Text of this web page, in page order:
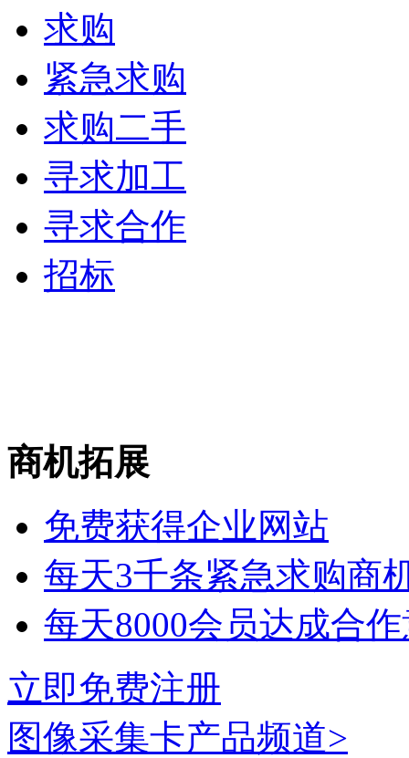
求购
紧急求购
求购二手
寻求加工
寻求合作
招标
商机拓展
免费获得企业网站
每天3千条紧急求购商
每天8000会员达成合
立即免费注册
图像采集卡产品频道>